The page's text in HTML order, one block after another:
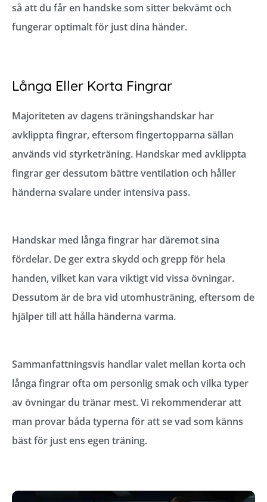
så att du får en handske som sitter bekvämt och
fungerar optimalt för just dina händer.
Långa Eller Korta Fingrar
Majoriteten av dagens träningshandskar har
avklippta fingrar, eftersom fingertopparna sällan
används vid styrketräning. Handskar med avklippta
fingrar ger dessutom bättre ventilation och håller
händerna svalare under intensiva pass.
Handskar med långa fingrar har däremot sina
fördelar. De ger extra skydd och grepp för hela
handen, vilket kan vara viktigt vid vissa övningar.
Dessutom är de bra vid utomhusträning, eftersom de
hjälper till att hålla händerna varma.
Sammanfattningsvis handlar valet mellan korta och
långa fingrar ofta om personlig smak och vilka typer
av övningar du tränar mest. Vi rekommenderar att
man provar båda typerna för att se vad som känns
bäst för just ens egen träning.